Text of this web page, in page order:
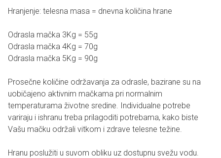
Hranjenje: telesna masa = dnevna količina hrane
Odrasla mačka 3Kg = 55g
Odrasla mačka 4Kg = 70g
Odrasla mačka 5Kg = 90g
Prosečne količine održavanja za odrasle, bazirane su na
uobičajeno aktivnim mačkama pri normalnim
temperaturama životne sredine. Individualne potrebe
variraju i ishranu treba prilagoditi potrebama, kako biste
Vašu mačku održali vitkom i zdrave telesne težine.
Hranu poslužiti u suvom obliku uz dostupnu svežu vodu.